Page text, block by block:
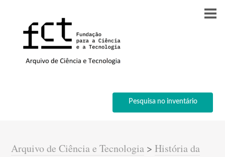
Pesquisa no inventário
Arquivo de Ciência e Tecnologia >História da